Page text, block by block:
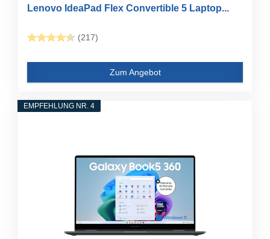
Lenovo IdeaPad Flex Convertible 5 Laptop...
(217)
Zum Angebot
EMPFEHLUNG NR. 4